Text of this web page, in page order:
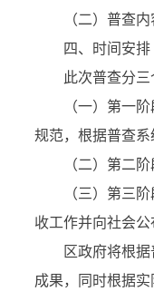
（二）普查
四、时间安排
此次普查分三
（一）第一
规范，根据普查系
（二）第二
（三）第三
收工作并向社会公
区政府将根
成果，同时根据